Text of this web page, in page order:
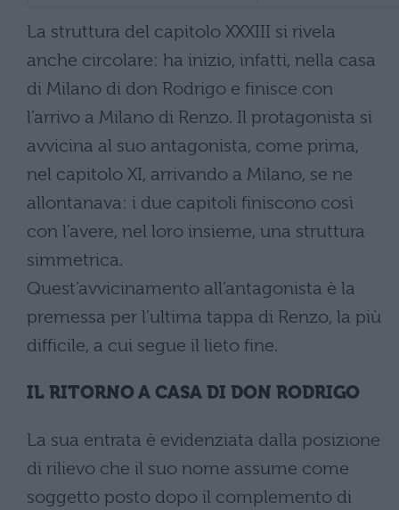
La struttura del capitolo XXXIII si rivela
anche circolare: ha inizio, infatti, nella casa
di Milano di don Rodrigo e finisce con
l’arrivo a Milano di Renzo. Il protagonista si
avvicina al suo antagonista, come prima,
nel capitolo XI, arrivando a Milano, se ne
allontanava: i due capitoli finiscono così
con l’avere, nel loro insieme, una struttura
simmetrica.
Quest’avvicinamento all’antagonista è la
premessa per l’ultima tappa di Renzo, la più
difficile, a cui segue il lieto fine.
IL RITORNO A CASA DI DON RODRIGO
La sua entrata è evidenziata dalla posizione
di rilievo che il suo nome assume come
soggetto posto dopo il complemento di